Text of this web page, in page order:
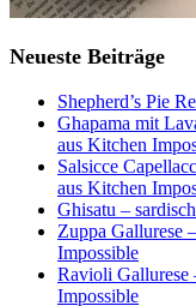
Neueste Beiträge
Shepherd’s Pie
Ghapama mit
aus Kitchen
Salsicce
aus Kitchen
Ghisatu –
Zuppa Gallurese
Impossible
Ravioli Gallurese
Impossible